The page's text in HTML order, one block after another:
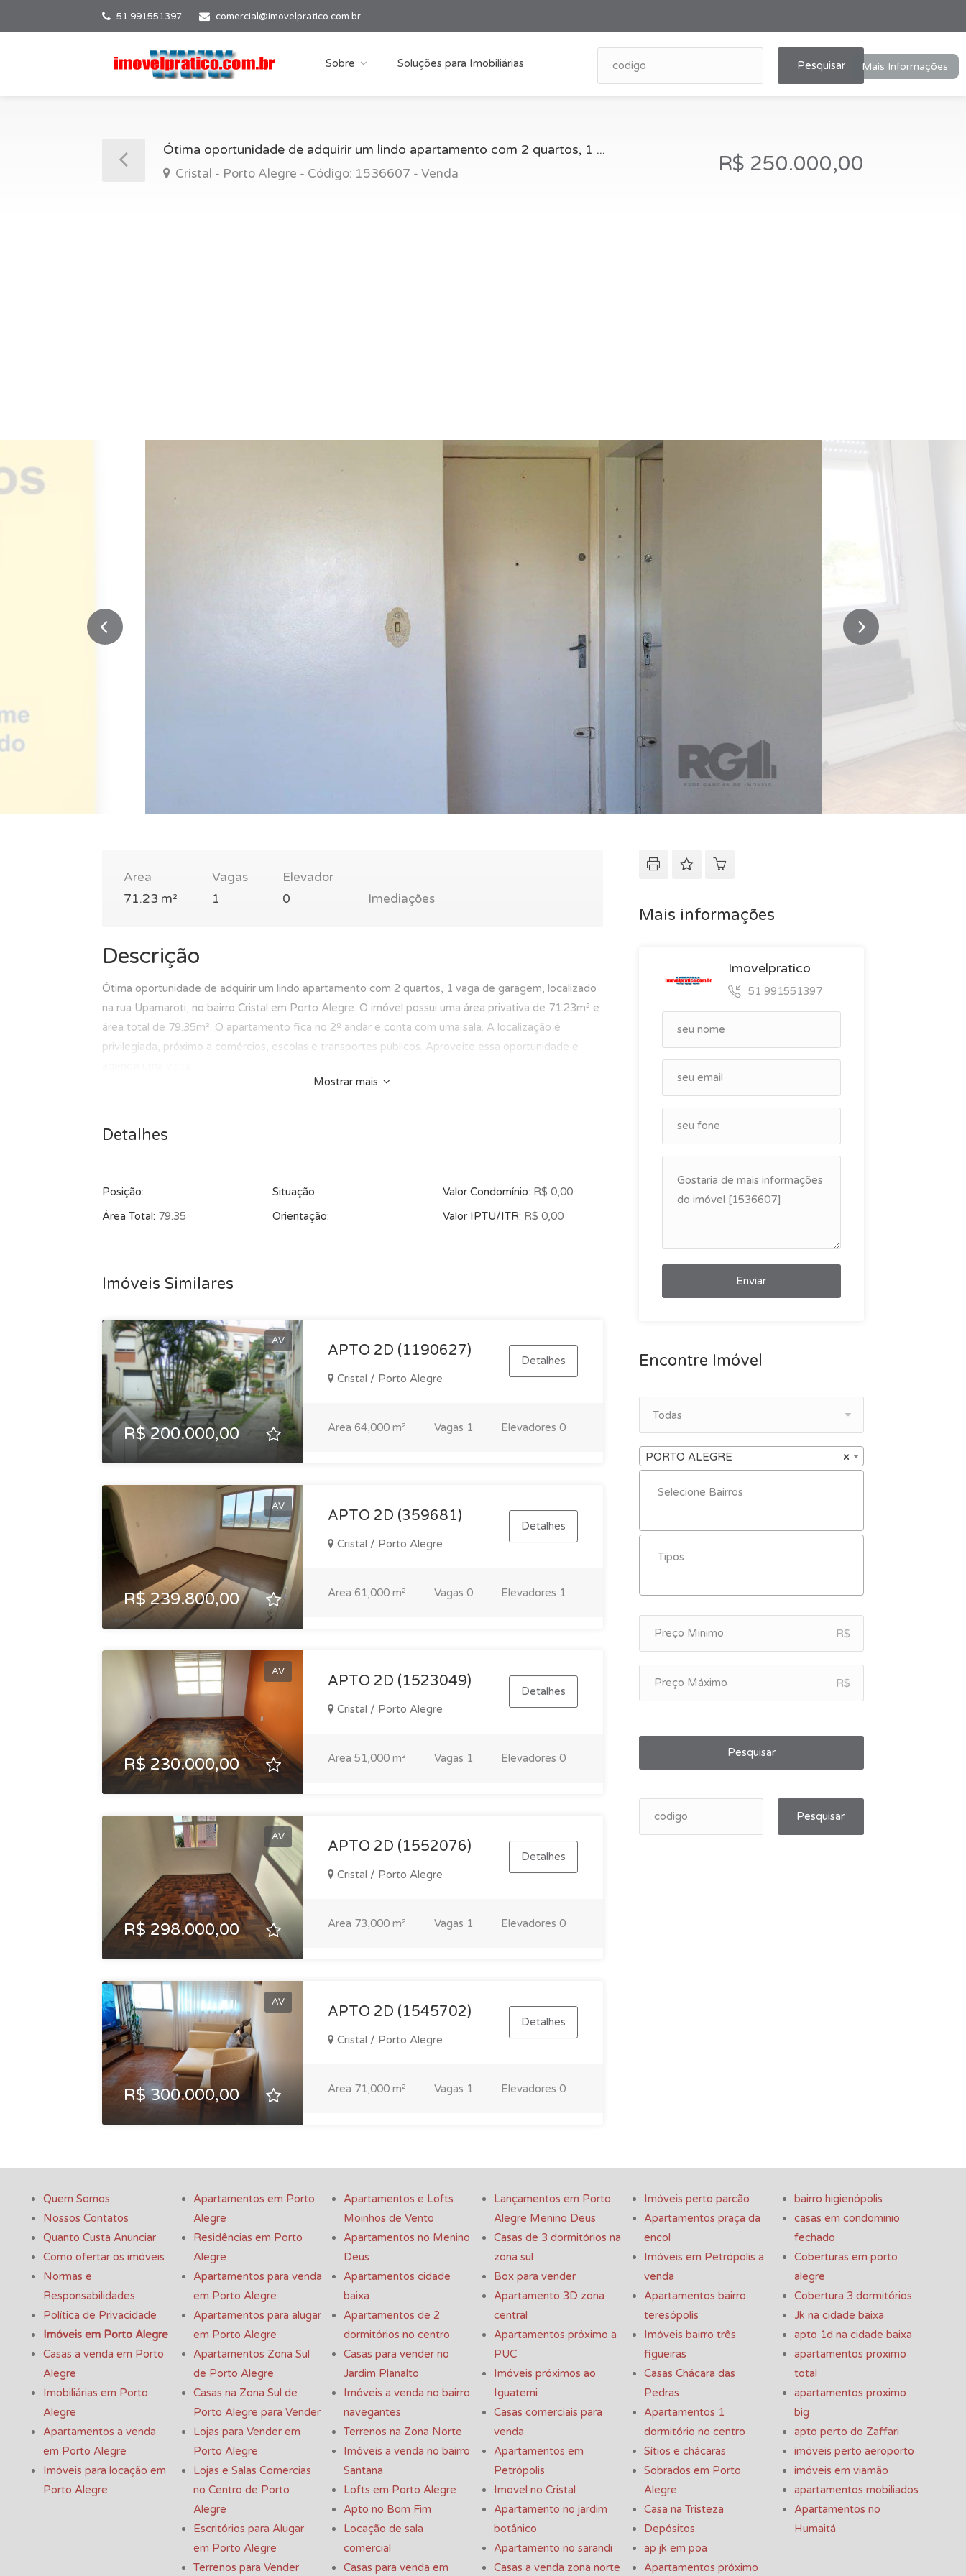
51 991551397 comercial@imovelpratico.com.br
Sobre Soluções para Imobiliárias Pesquisar
Ótima oportunidade de adquirir um lindo apartamento com 2 quartos, 1 ...
Cristal - Porto Alegre - Código: 1536607 - Venda R$ 250.000,00
Area
71.23 m²
Vagas
1
Elevador
0
Imediações
Descrição
Ótima oportunidade de adquirir um lindo apartamento com 2 quartos, 1 vaga de garagem, localizado
na rua Upamaroti, no bairro Cristal em Porto Alegre. O imóvel possui uma área privativa de 71.23m² e
área total de 79.35m². O apartamento fica no 2º andar e conta com uma sala. A localização é
privilegiada, próximo a comércios, escolas e transportes públicos. Aproveite essa oportunidade e
Mostrar mais
Detalhes
Posição:
Área Total: 79.35
Situação:
Orientação:
Valor Condomínio: R$ 0,00
Valor IPTU/ITR: R$ 0,00
Imóveis Similares
AV
R$ 200.000,00
APTO 2D (1190627)
Cristal / Porto Alegre
Detalhes
Area 64,000 m² Vagas 1 Elevadores 0
AV
R$ 239.800,00
APTO 2D (359681)
Cristal / Porto Alegre
Detalhes
Area 61,000 m² Vagas 0 Elevadores 1
AV
R$ 230.000,00
APTO 2D (1523049)
Cristal / Porto Alegre
Detalhes
Area 51,000 m² Vagas 1 Elevadores 0
AV
R$ 298.000,00
APTO 2D (1552076)
Cristal / Porto Alegre
Detalhes
Area 73,000 m² Vagas 1 Elevadores 0
AV
R$ 300.000,00
APTO 2D (1545702)
Cristal / Porto Alegre
Detalhes
Area 71,000 m² Vagas 1 Elevadores 0
Mais informações
Imovelpratico
51 991551397
Enviar
Encontre Imóvel
Todas
×
PORTO ALEGRE
R$
R$
Pesquisar
Pesquisar
Quem Somos
Nossos Contatos
Quanto Custa Anunciar
Como ofertar os imóveis
Normas e
Responsabilidades
Política de Privacidade
Imóveis em Porto Alegre
Casas a venda em Porto
Alegre
Imobiliárias em Porto
Alegre
Apartamentos a venda
em Porto Alegre
Imóveis para locação em
Porto Alegre
Apartamentos em Porto
Alegre
Residências em Porto
Alegre
Apartamentos para venda
em Porto Alegre
Apartamentos para alugar
em Porto Alegre
Apartamentos Zona Sul
de Porto Alegre
Casas na Zona Sul de
Porto Alegre para Vender
Lojas para Vender em
Porto Alegre
Lojas e Salas Comercias
no Centro de Porto
Alegre
Escritórios para Alugar
em Porto Alegre
Terrenos para Vender
Apartamentos e Lofts
Moinhos de Vento
Apartamentos no Menino
Deus
Apartamentos cidade
baixa
Apartamentos de 2
dormitórios no centro
Casas para vender no
Jardim Planalto
Imóveis a venda no bairro
navegantes
Terrenos na Zona Norte
Imóveis a venda no bairro
Santana
Lofts em Porto Alegre
Apto no Bom Fim
Locação de sala
comercial
Casas para venda em
Lançamentos em Porto
Alegre Menino Deus
Casas de 3 dormitórios na
zona sul
Box para vender
Apartamento 3D zona
central
Apartamentos próximo a
PUC
Imóveis próximos ao
Iguatemi
Casas comerciais para
venda
Apartamentos em
Petrópolis
Imovel no Cristal
Apartamento no jardim
botânico
Apartamento no sarandi
Casas a venda zona norte
Imóveis perto parcão
Apartamentos praça da
encol
Imóveis em Petrópolis a
venda
Apartamentos bairro
teresópolis
Imóveis bairro três
figueiras
Casas Chácara das
Pedras
Apartamentos 1
dormitório no centro
Sítios e chácaras
Sobrados em Porto
Alegre
Casa na Tristeza
Depósitos
ap jk em poa
Apartamentos próximo
bairro higienópolis
casas em condominio
fechado
Coberturas em porto
alegre
Cobertura 3 dormitórios
Jk na cidade baixa
apto 1d na cidade baixa
apartamentos proximo
total
apartamentos proximo
big
apto perto do Zaffari
imóveis perto aeroporto
imóveis em viamão
apartamentos mobiliados
Apartamentos no
Humaitá
Mais Informações